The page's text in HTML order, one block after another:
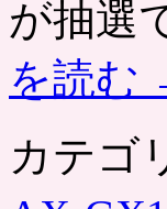
が抽選
を読む
カテゴ